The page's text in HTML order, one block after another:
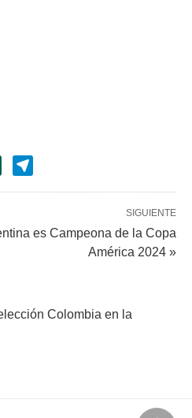
SIGUIENTE
es Campeona de la Copa
América 2024 »
Colombia en la